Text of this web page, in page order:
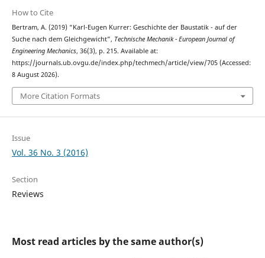
How to Cite
Bertram, A. (2019) “Karl-Eugen Kurrer: Geschichte der Baustatik - auf der
Suche nach dem Gleichgewicht”, Technische Mechanik - European Journal of
Engineering Mechanics, 36(3), p. 215. Available at:
https://journals.ub.ovgu.de/index.php/techmech/article/view/705 (Accessed:
8 August 2026).
More Citation Formats
Issue
Vol. 36 No. 3 (2016)
Section
Reviews
Most read articles by the same author(s)